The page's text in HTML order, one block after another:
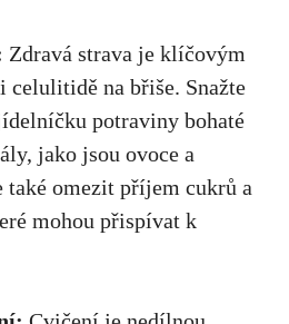
Zdravá strava je klíčovým
na břiše. Snažte
potraviny bohaté
jako jsou ovoce a
také omezit příjem cukrů a
mohou přispívat k